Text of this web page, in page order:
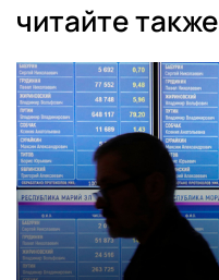
читайте также